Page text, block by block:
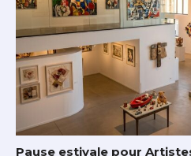
Pause estivale pour